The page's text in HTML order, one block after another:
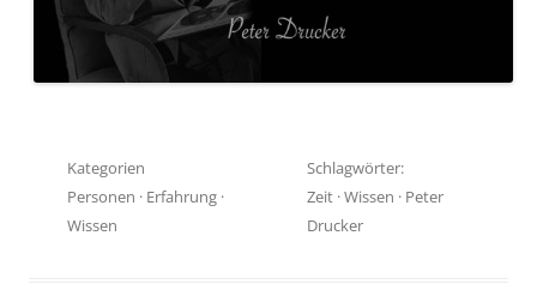
Kategorien
Personen · Erfahrung ·
Wissen
Schlagwörter:
Zeit ·Wissen · Peter
Drucker